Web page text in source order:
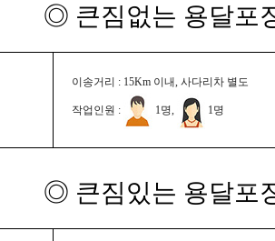
◎ 큰짐없는 용달포
이송거리 : 15Km 이내, 사다리차 별도
작업인원 : 1명, 1명
◎ 큰짐있는 용달포